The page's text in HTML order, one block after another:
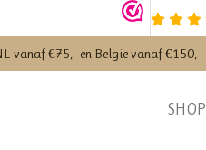
vanaf €75,- en Belgie vanaf €150,-
SHOP